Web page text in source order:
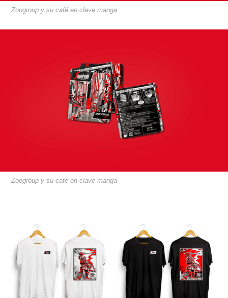
Zoogroup y su café en clave manga
Zoogroup y su café en clave manga